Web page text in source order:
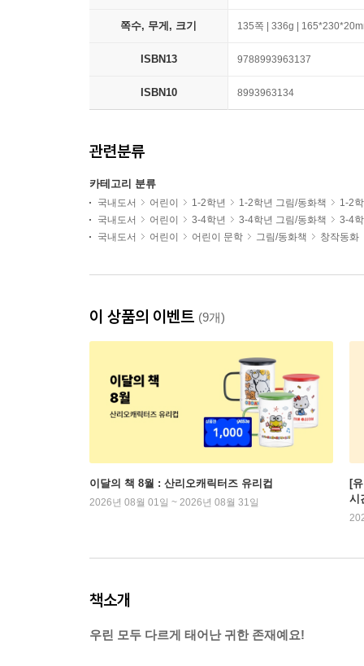
쪽수, 무게, 크기 135쪽 | 336g |
ISBN13 9788993963137
ISBN10 8993963134
관련분류
카테고리 분류
국내도서 어린이 1-2학년 1-2학년 그림/동화책
1-2
국내도서
어린이 3-4학년 3-4학년 그림/동화책
3-4
국내도서
어린이 어린이 문학 그림/동화책 창작동화
이 상품의 이벤트 (9개)
이달의 책 8월 : 산리오캐릭터즈 유리컵
2026년 08월 01일 ~ 2026년 08월 31일
[
시
책소개
우린 모두 다르게 태어난 귀한 존재예요!